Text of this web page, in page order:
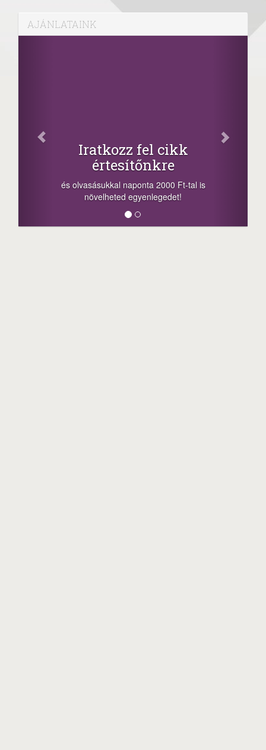
AJÁNLATAINK
Iratkozz fel cikk
értesítőnkre
és olvasásukkal naponta 2000 Ft-tal is
növelheted egyenlegedet!